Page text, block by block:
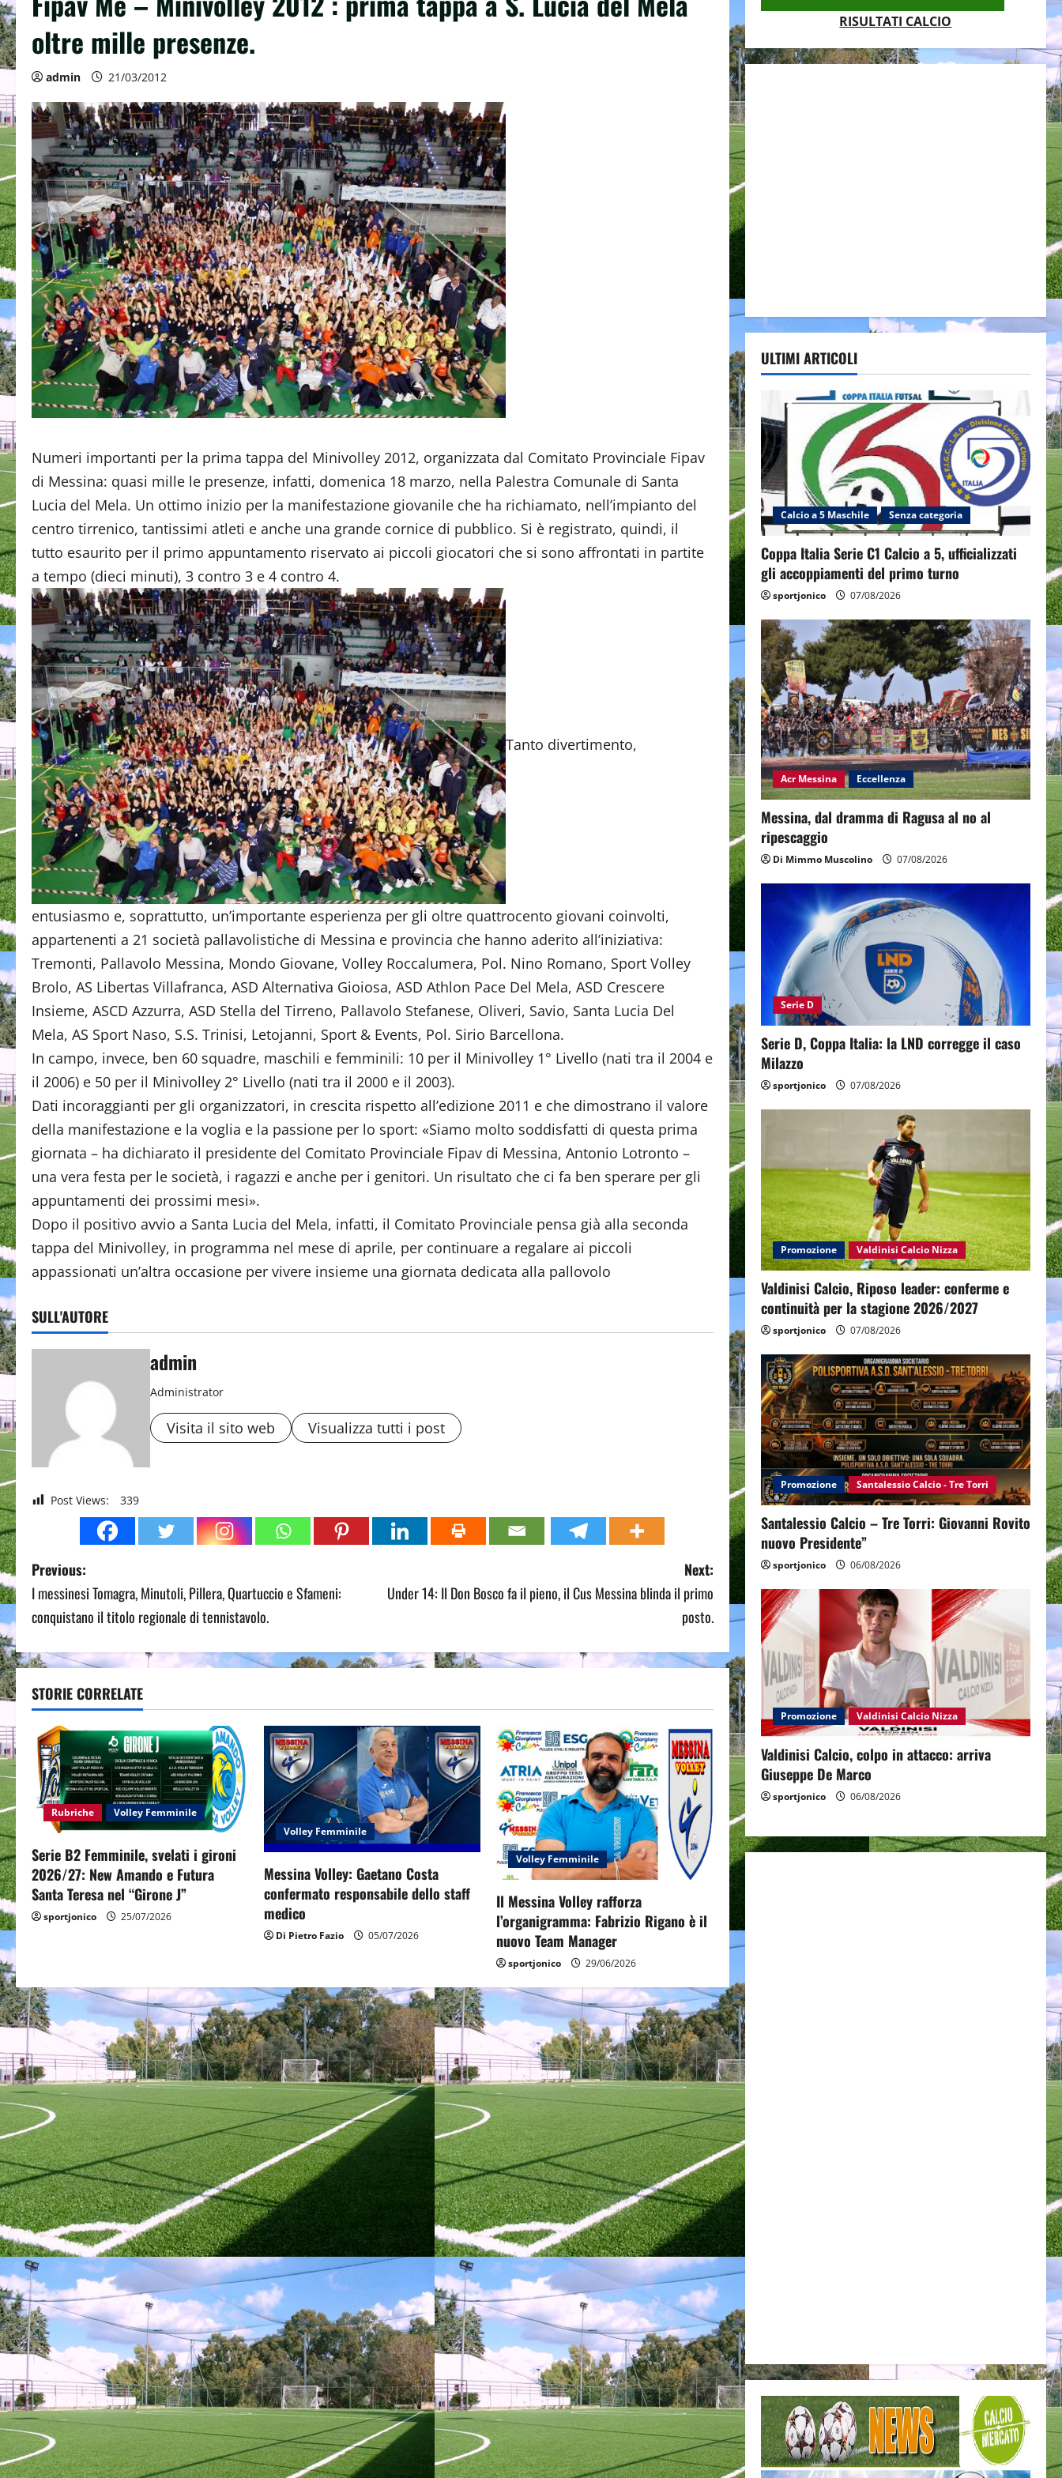
oltre mille presenze.
admin 21/03/2012
Numeri importanti per la prima tappa del Minivolley 2012, organizzata dal Comitato Provinciale Fipav
di Messina: quasi mille le presenze, infatti, domenica 18 marzo, nella Palestra Comunale di Santa
Lucia del Mela. Un ottimo inizio per la manifestazione giovanile che ha richiamato, nell’impianto del
centro tirrenico, tantissimi atleti e anche una grande cornice di pubblico. Si è registrato, quindi, il
tutto esaurito per il primo appuntamento riservato ai piccoli giocatori che si sono affrontati in partite
a tempo (dieci minuti), 3 contro 3 e 4 contro 4.
Tanto divertimento,
entusiasmo e, soprattutto, un’importante esperienza per gli oltre quattrocento giovani coinvolti,
appartenenti a 21 società pallavolistiche di Messina e provincia che hanno aderito all’iniziativa:
Tremonti, Pallavolo Messina, Mondo Giovane, Volley Roccalumera, Pol. Nino Romano, Sport Volley
Brolo, AS Libertas Villafranca, ASD Alternativa Gioiosa, ASD Athlon Pace Del Mela, ASD Crescere
Insieme, ASCD Azzurra, ASD Stella del Tirreno, Pallavolo Stefanese, Oliveri, Savio, Santa Lucia Del
Mela, AS Sport Naso, S.S. Trinisi, Letojanni, Sport & Events, Pol. Sirio Barcellona.
In campo, invece, ben 60 squadre, maschili e femminili: 10 per il Minivolley 1° Livello (nati tra il 2004 e
il 2006) e 50 per il Minivolley 2° Livello (nati tra il 2000 e il 2003).
Dati incoraggianti per gli organizzatori, in crescita rispetto all’edizione 2011 e che dimostrano il valore
della manifestazione e la voglia e la passione per lo sport: «Siamo molto soddisfatti di questa prima
giornata – ha dichiarato il presidente del Comitato Provinciale Fipav di Messina, Antonio Lotronto –
una vera festa per le società, i ragazzi e anche per i genitori. Un risultato che ci fa ben sperare per gli
appuntamenti dei prossimi mesi».
Dopo il positivo avvio a Santa Lucia del Mela, infatti, il Comitato Provinciale pensa già alla seconda
tappa del Minivolley, in programma nel mese di aprile, per continuare a regalare ai piccoli
appassionati un’altra occasione per vivere insieme una giornata dedicata alla pallovolo
SULL'AUTORE
admin
Administrator
Visita il sito web Visualizza tutti i post
Post Views: 339
P
o
t
n
a
v
i
a
t
n
Previous:
I messinesi Tomagra, Minutoli, Pillera, Quartuccio e Sfameni:
conquistano il titolo regionale di tennistavolo.
Next:
Under 14: Il Don Bosco fa il pieno, il Cus Messina blinda il primo
posto.
STORIE CORRELATE
Rubriche Volley Femminile
Serie B2 Femminile, svelati i gironi
2026/27: New Amando e Futura
Santa Teresa nel “Girone J”
sportjonico 25/07/2026
Volley Femminile
Messina Volley: Gaetano Costa
confermato responsabile dello staff
medico
Di Pietro Fazio 05/07/2026
Volley Femminile
Il Messina Volley rafforza
l’organigramma: Fabrizio Rigano è il
nuovo Team Manager
sportjonico 29/06/2026
RISULTATI CALCIO
ULTIMI ARTICOLI
Calcio a 5 Maschile Senza categoria
Coppa Italia Serie C1 Calcio a 5, ufficializzati
gli accoppiamenti del primo turno
sportjonico 07/08/2026
Acr Messina Eccellenza
Messina, dal dramma di Ragusa al no al
ripescaggio
Di Mimmo Muscolino 07/08/2026
Serie D
Serie D, Coppa Italia: la LND corregge il caso
Milazzo
sportjonico 07/08/2026
Promozione Valdinisi Calcio Nizza
Valdinisi Calcio, Riposo leader: conferme e
continuità per la stagione 2026/2027
sportjonico 07/08/2026
Promozione Santalessio Calcio - Tre Torri
Santalessio Calcio – Tre Torri: Giovanni Rovito
nuovo Presidente”
sportjonico 06/08/2026
Promozione Valdinisi Calcio Nizza
Valdinisi Calcio, colpo in attacco: arriva
Giuseppe De Marco
sportjonico 06/08/2026